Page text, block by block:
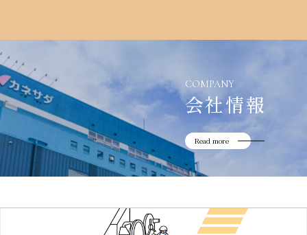
COMPANY
会社情報
Read more